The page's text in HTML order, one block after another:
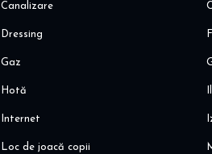
Canalizare
Dressing
Gaz
Hotă
Internet
Loc de joacă copii